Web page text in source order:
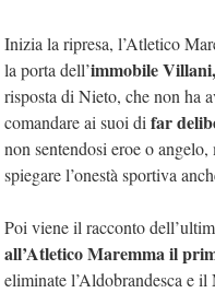
Inizia la ripresa, l’Atletico
la porta dell’immobile
risposta di Nieto, che non ha
comandare ai suoi difar
non sentendosi eroe o
spiegare l’onestà sportiva
Poi viene il racconto
all’Atletico Maremma il
eliminate l’Aldobrandesca e